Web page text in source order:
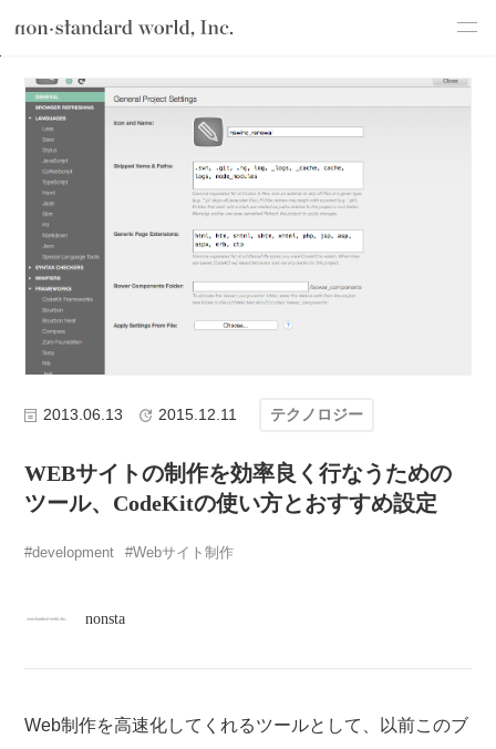
service
works
flow
shop
blog
atelier
TOP ブログ テクノロジー WEBサイトの制作を効率良く行な
2013.06.13 2015.12.11 テクノロジー
WEBサイトの制作を効率良く行なうための
ツール、CodeKitの使い方とおすすめ設定
development Webサイト制作
nonsta
Web制作を高速化してくれるツールとして、以前このブ